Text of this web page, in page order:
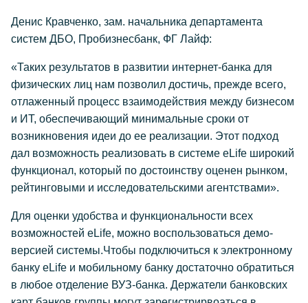
Денис Кравченко, зам. начальника департамента
систем ДБО, Пробизнесбанк, ФГ Лайф:
«Таких результатов в развитии интернет-банка для
физических лиц нам позволил достичь, прежде всего,
отлаженный процесс взаимодействия между бизнесом
и ИТ, обеспечивающий минимальные сроки от
возникновения идеи до ее реализации. Этот подход
дал возможность реализовать в системе eLife широкий
функционал, который по достоинству оценен рынком,
рейтинговыми и исследовательскими агентствами».
Для оценки удобства и функциональности всех
возможностей eLife, можно воспользоваться демо-
версией системы.Чтобы подключиться к электронному
банку eLife и мобильному банку достаточно обратиться
в любое отделение ВУЗ-банка. Держатели банковских